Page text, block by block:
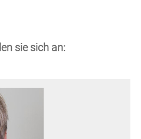
sie sich an: